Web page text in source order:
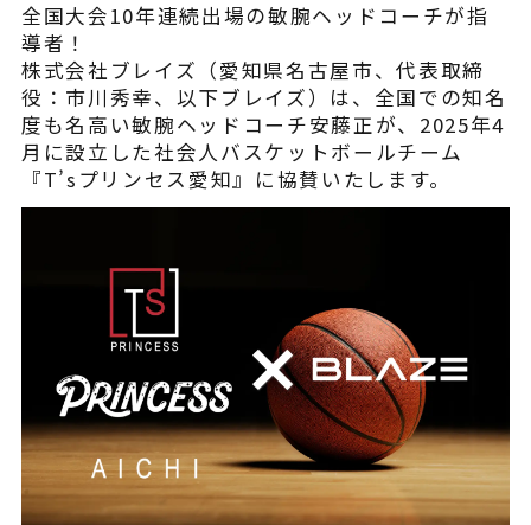
STYLE e-BIKE
¥225,454（税込¥248,000）
詳細を見る
近くの店舗を見る
※類似品にご注意ください
全国大会10年連続出場の敏腕ヘッドコーチが指
導者！
株式会社ブレイズ（愛知県名古屋市、代表取締
役：市川秀幸、以下ブレイズ）は、全国での知名
度も名高い敏腕ヘッドコーチ安藤正が、2025年4
月に設立した社会人バスケットボールチーム
『T’sプリンセス愛知』に協賛いたします。